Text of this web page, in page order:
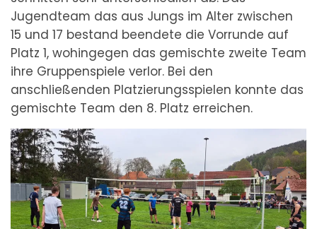
Jugendteam das aus Jungs im Alter zwischen
15 und 17 bestand beendete die Vorrunde auf
Platz 1, wohingegen das gemischte zweite Team
ihre Gruppenspiele verlor. Bei den
anschließenden Platzierungsspielen konnte das
gemischte Team den 8. Platz erreichen.